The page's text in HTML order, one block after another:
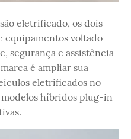
eletrificado, os dois
equipamentos voltado
segurança e assistência
é ampliar sua
eletrificados no
híbridos plug-in